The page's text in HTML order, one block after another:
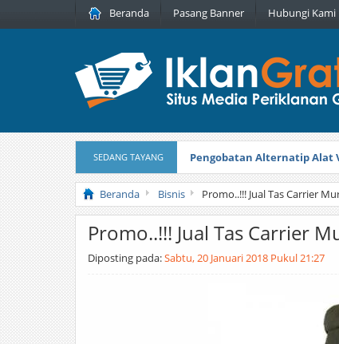
Beranda Pasang Banner Hubungi Kami
SEDANG TAYANG Pengobatan Alternatip Alat
Pita Cantik Pesona Diterbitkan
Beranda Bisnis Promo..!!! Jual Tas Carrier
Promo..!!! Jual Tas Carrier
Diposting pada:Sabtu, 20 Januari 2018 Pukul 21:27